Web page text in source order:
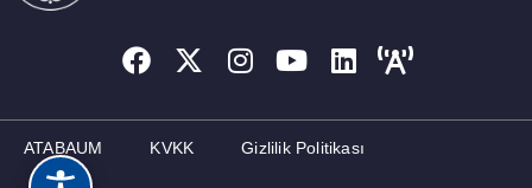
ATABAUM KVKK Gizlilik Politikası